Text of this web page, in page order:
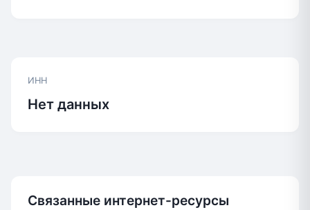
ИНН
Нет данных
Связанные интернет-ресурсы